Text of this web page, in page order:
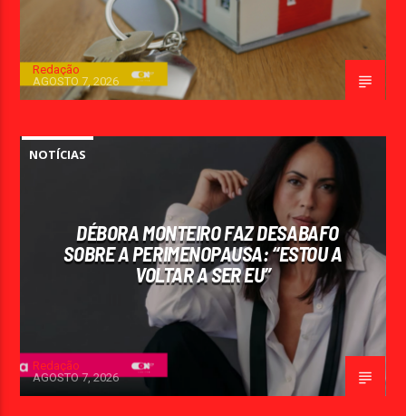
Redação
AGOSTO 7, 2026
NOTÍCIAS
DÉBORA MONTEIRO FAZ DESABAFO
SOBRE A PERIMENOPAUSA: “ESTOU A
VOLTAR A SER EU”
Redação
AGOSTO 7, 2026